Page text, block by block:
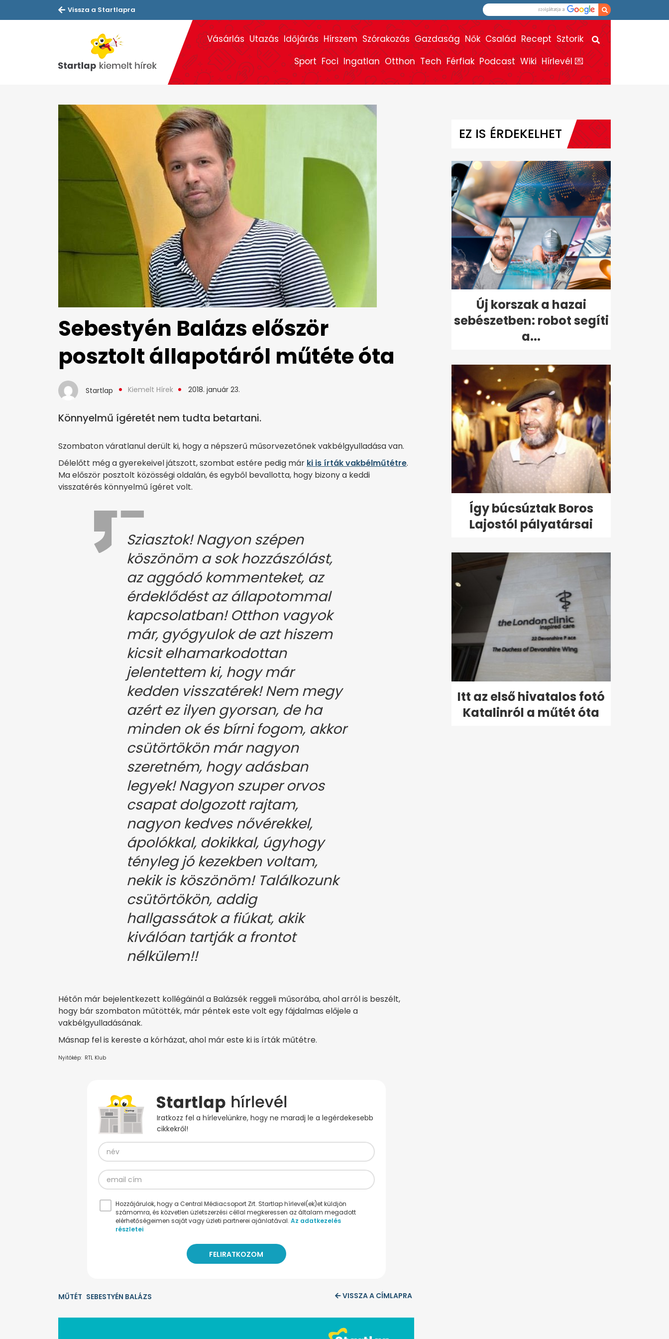
Vissza a Startlapra
Vásárlás Utazás Időjárás Hírszem Szórakozás Gazdaság Nők Család Recept Sztorik
Sport Foci Ingatlan Otthon Tech Férfiak Podcast Wiki Hírlevél 💌
Sebestyén Balázs először
posztolt állapotáról műtéte óta
Startlap Kiemelt Hírek 2018. január 23.
Könnyelmű ígéretét nem tudta betartani.
Szombaton váratlanul derült ki, hogy a népszerű műsorvezetőnek vakbélgyulladása van.
Délelőtt még a gyerekeivel játszott, szombat estére pedig már ki is írták vakbélműtétre.
Ma először posztolt közösségi oldalán, és egyből bevallotta, hogy bizony a keddi
visszatérés könnyelmű ígéret volt.
Sziasztok! Nagyon szépen
köszönöm a sok hozzászólást,
az aggódó kommenteket, az
érdeklődést az állapotommal
kapcsolatban! Otthon vagyok
már, gyógyulok de azt hiszem
kicsit elhamarkodottan
jelentettem ki, hogy már
kedden visszatérek! Nem megy
azért ez ilyen gyorsan, de ha
minden ok és bírni fogom, akkor
csütörtökön már nagyon
szeretném, hogy adásban
legyek! Nagyon szuper orvos
csapat dolgozott rajtam,
nagyon kedves nővérekkel,
ápolókkal, dokikkal, úgyhogy
tényleg jó kezekben voltam,
nekik is köszönöm! Találkozunk
csütörtökön, addig
hallgassátok a fiúkat, akik
kiválóan tartják a frontot
nélkülem!!
Hétőn már bejelentkezett kollégáinál a Balázsék reggeli műsorába, ahol arról is beszélt,
hogy bár szombaton műtötték, már péntek este volt egy fájdalmas előjele a
vakbélgyulladásának.
Másnap fel is kereste a kórházat, ahol már este ki is írták műtétre.
Nyitókép: RTL Klub
Iratkozz fel a hírlevelünkre, hogy ne maradj le a legérdekesebb
cikkekről!
Hozzájárulok, hogy a Central Médiacsoport Zrt. Startlap hírlevel(ek)et küldjön
számomra, és közvetlen üzletszerzési céllal megkeressen az általam megadott
elérhetőségeimen saját vagy üzleti partnerei ajánlatával. Az adatkezelés
részletei
MŰTÉT SEBESTYÉN BALÁZS VISSZA A CÍMLAPRA
EZ IS ÉRDEKELHET
Új korszak a hazai
sebészetben: robot segíti
a...
Így búcsúztak Boros
Lajostól pályatársai
Itt az első hivatalos fotó
Katalinról a műtét óta